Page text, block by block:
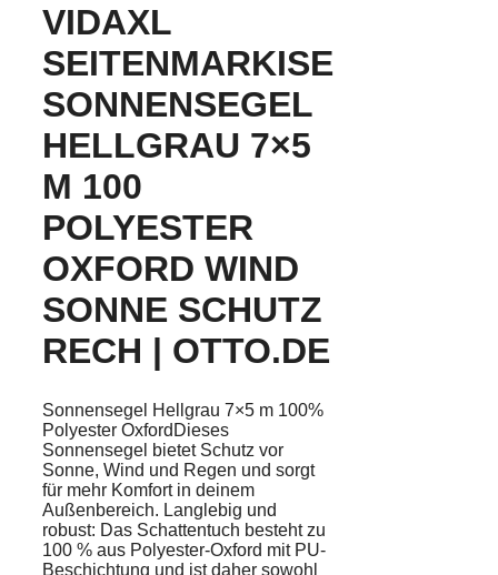
VIDAXL
SEITENMARKISE
SONNENSEGEL
HELLGRAU 7×5
M 100
POLYESTER
OXFORD WIND
SONNE SCHUTZ
RECH | OTTO.DE
Sonnensegel Hellgrau 7×5 m 100%
Polyester OxfordDieses
Sonnensegel bietet Schutz vor
Sonne, Wind und Regen und sorgt
für mehr Komfort in deinem
Außenbereich. Langlebig und
robust: Das Schattentuch besteht zu
100 % aus Polyester-Oxford mit PU-
Beschichtung und ist daher sowohl